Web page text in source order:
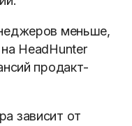
меньше,
HeadHunter
продакт-
зависит от